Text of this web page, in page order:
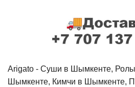
Arigato - Cуши в Шымкенте,
Шымкенте, Кимчи в Шымкенте,